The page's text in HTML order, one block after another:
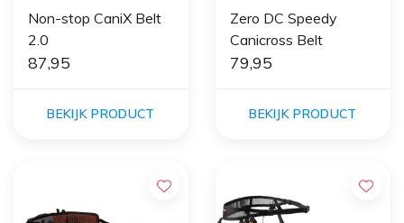
Non-stop CaniX Belt
2.0
87,95
BEKIJK PRODUCT
Zero DC Speedy
Canicross Belt
79,95
BEKIJK PRODUCT